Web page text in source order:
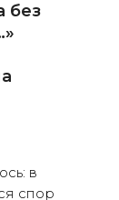
без
в
спор